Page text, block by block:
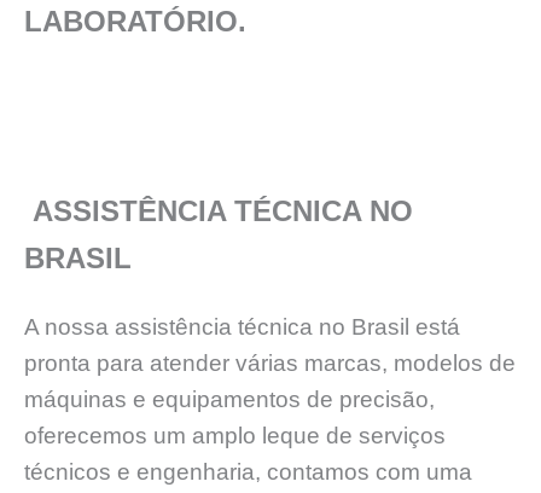
LABORATÓRIO.
ASSISTÊNCIA TÉCNICA NO
BRASIL
A nossa assistência técnica no Brasil está
pronta para atender várias marcas, modelos de
máquinas e equipamentos de precisão,
oferecemos um amplo leque de serviços
técnicos e engenharia, contamos com uma